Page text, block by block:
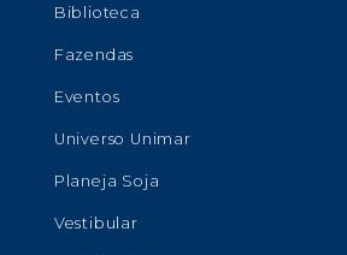
Biblioteca
Fazendas
Eventos
Universo Unimar
Planeja Soja
Vestibular